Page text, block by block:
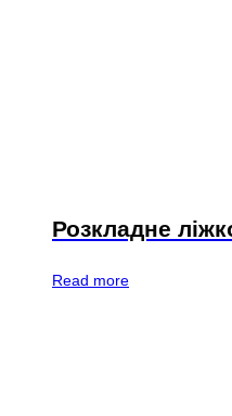
Розкладне
Read more